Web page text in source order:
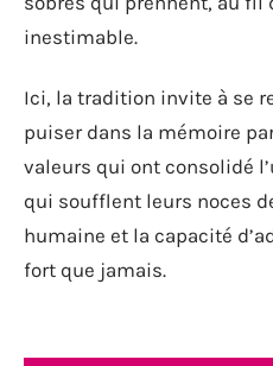
inestimable.
Ici, la tradition invite à se
puiser dans la mémoire
valeurs qui ont consolidé
qui soufflent leurs noces
humaine et la capacité
fort que jamais.